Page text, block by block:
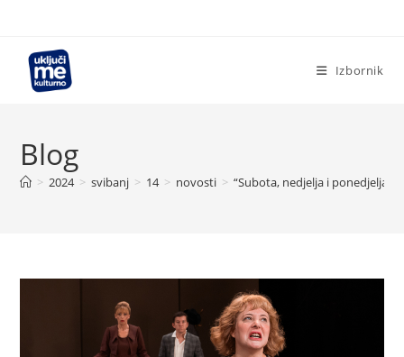
sadržaj
Izbornik
Blog
> 2024 > svibanj > 14 > novosti > “Subota, nedjelja i ponedjeljak”